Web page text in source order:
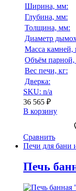
Ширина, мм:
Глубина, мм:
Толщина, мм:
Диаметр
Масса камней,
Объём парной,
Вес печи, кг:
Дверка:
SKU: n/a
36 565 ₽
В корзину
Сравнить
Печи для бани
Печь